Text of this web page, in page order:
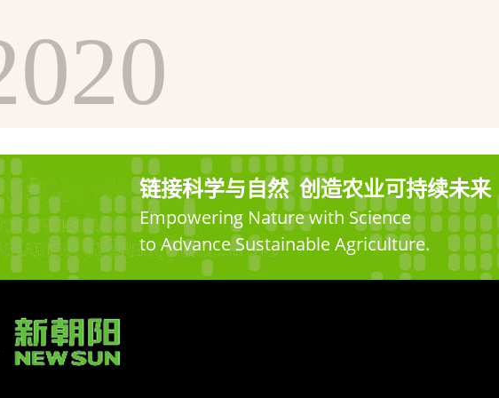
链接科学与自然 创造农业可持续未来
Empowering Nature with Science
to Advance Sustainable Agriculture.